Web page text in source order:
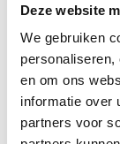
Deze website
We gebruiken
en om ons
informatie over
partners voor